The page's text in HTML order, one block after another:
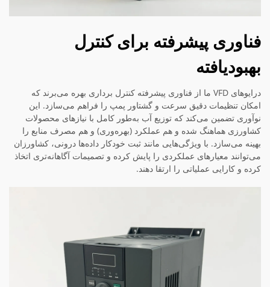
فناوری پیشرفته برای کنترل
بهبودیافته
درایوهای VFD ما از فناوری پیشرفته کنترل برداری بهره می‌برند که
امکان تنظیمات دقیق سرعت و گشتاور پمپ را فراهم می‌سازد. این
نوآوری تضمین می‌کند که توزیع آب به‌طور کامل با نیازهای محصولات
کشاورزی هماهنگ شده و هم عملکرد (بهره‌وری) و هم مصرف منابع را
بهینه می‌سازد. با ویژگی‌هایی مانند ثبت خودکار داده‌ها درونی، کشاورزان
می‌توانند معیارهای عملکردی را پایش کرده و تصمیمات آگاهانه‌تری اتخاذ
کرده و کارایی عملیاتی را ارتقا دهند.